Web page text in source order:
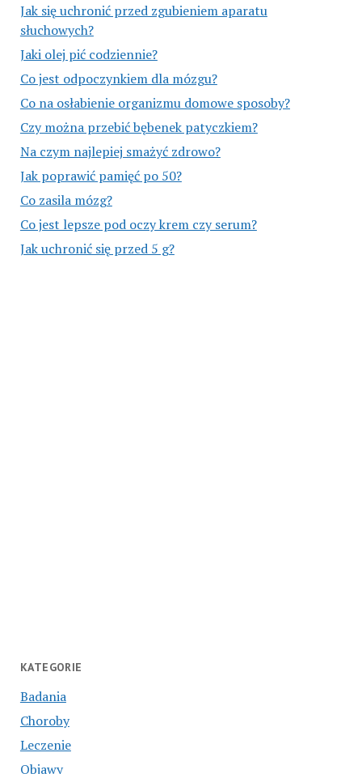
Jak się uchronić przed zgubieniem aparatu
słuchowych?
Jaki olej pić codziennie?
Co jest odpoczynkiem dla mózgu?
Co na osłabienie organizmu domowe sposoby?
Czy można przebić bębenek patyczkiem?
Na czym najlepiej smażyć zdrowo?
Jak poprawić pamięć po 50?
Co zasila mózg?
Co jest lepsze pod oczy krem czy serum?
Jak uchronić się przed 5 g?
KATEGORIE
Badania
Choroby
Leczenie
Objawy